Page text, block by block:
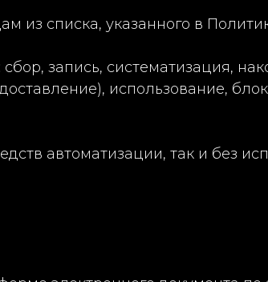
из списка, указанного в
запись, систематизация,
использование,
автоматизации, так и без